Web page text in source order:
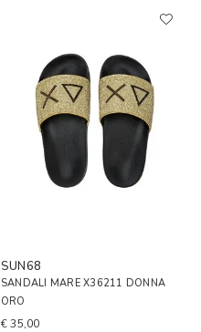
SUN68
SANDALI MARE X36211 DONNA
ORO
€ 35,00